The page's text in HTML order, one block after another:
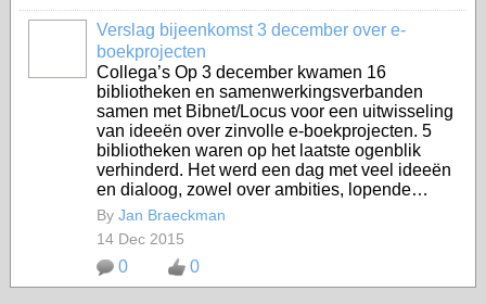
Verslag bijeenkomst 3 december over e-
boekprojecten
Collega’s Op 3 december kwamen 16
bibliotheken en samenwerkingsverbanden
samen met Bibnet/Locus voor een uitwisseling
van ideeën over zinvolle e-boekprojecten. 5
bibliotheken waren op het laatste ogenblik
verhinderd. Het werd een dag met veel ideeën
en dialoog, zowel over ambities, lopende…
By Jan Braeckman
14 Dec 2015
0 0